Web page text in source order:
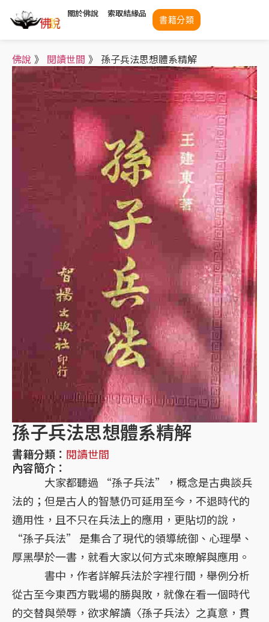
關於佛說 索取結緣品
書籍分類
佛說 》 閱讀世間 》 孫子兵法思想體系精解
孫子兵法思想體系精解
書籍分類： 閱讀世間
內容簡介：
大家都聽過 “孫子兵法”，概念是古典談兵
法的；但是古人的智慧仍可延用至今，不退時代的
適用性，且不只在兵法上的應用，更貼切的說，
“孫子兵法” 是集合了現代的領導統御、心理學、
厚黑學於一書，就看大家以何方式來暸解與應用。
書中，作者詳解兵法於字裡行間，舉例分析
從古至今東西方戰場的勝與敗，就像在看一個時代
的交替與榮辱，欲求解讀〈孫子兵法〉之真意，貫